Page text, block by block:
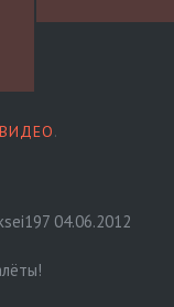
ВИДЕО.
04.06.2012